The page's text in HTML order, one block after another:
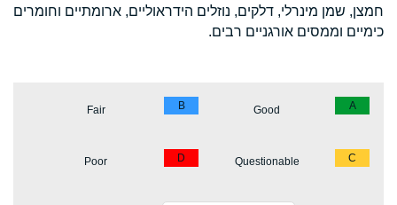
חמצן, שמן מינרלי, דלקים, נוזלים הידראוליים, ארומתיים וחומרים
כימיים וממסים אורגניים רבים.
A
Good
B
Fair
C
Questionable
D
Poor